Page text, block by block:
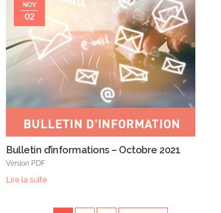
NOV
02
Bulletin d’informations – Octobre 2021
Version PDF
Lire la suite